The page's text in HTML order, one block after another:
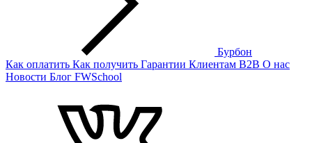
Бурбон
Как оплатить Как получить Гарантии Клиентам B2B О нас
Новости Блог FWSchool